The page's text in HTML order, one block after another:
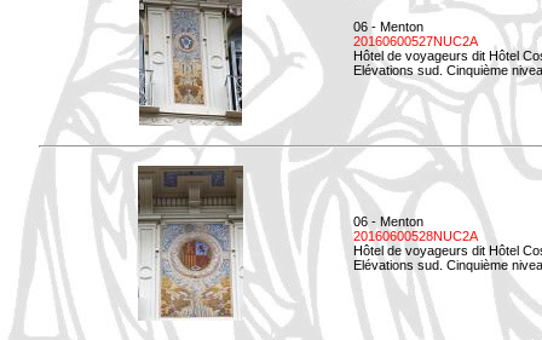
06 - Menton
20160600527NUC2A
Hôtel de voyageurs dit Hôtel
Elévations sud. Cinquième
06 - Menton
20160600528NUC2A
Hôtel de voyageurs dit Hôtel
Elévations sud. Cinquième